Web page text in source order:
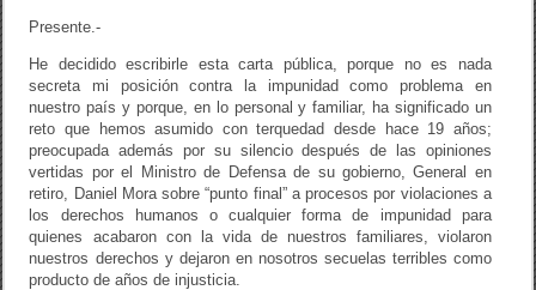
Presente.-
He decidido escribirle esta carta pública, porque no es nada
secreta mi posición contra la impunidad como problema en
nuestro país y porque, en lo personal y familiar, ha significado un
reto que hemos asumido con terquedad desde hace 19 años;
preocupada además por su silencio después de las opiniones
vertidas por el Ministro de Defensa de su gobierno, General en
retiro, Daniel Mora sobre “punto final” a procesos por violaciones a
los derechos humanos o cualquier forma de impunidad para
quienes acabaron con la vida de nuestros familiares, violaron
nuestros derechos y dejaron en nosotros secuelas terribles como
producto de años de injusticia.